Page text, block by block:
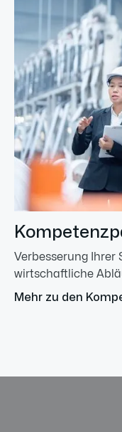
Verbesserung Ihrer
wirtschaftliche
Mehr zu den